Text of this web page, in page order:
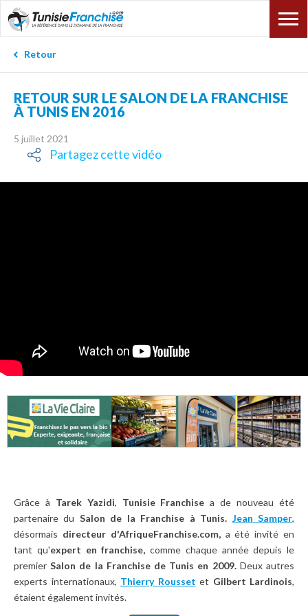
Retour
RETOUR SUR LE SALON DE LA FRANCHISE
À TUNIS EN 2016
5 juillet 2021
Partagez cette vidéo
Grâce à Tarek Yazidi, Tunisie Franchise a de nouveau été
partenaire du Salon de la Franchise à Tunis. Jean Samper,
désormais directeur d'AfriqueFranchise.com,a été invité en
tant qu'expert en franchise, comme chaque année depuis le
premierSalon de la Franchise de Tunis en 2009.Deux autres
experts internationaux, Thierry Rousset et Gilbert Lardinois,
étaient également invités.